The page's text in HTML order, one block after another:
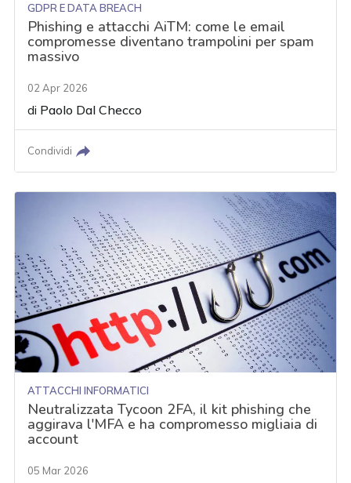
GDPR E DATA BREACH
Phishing e attacchi AiTM: come le email
compromesse diventano trampolini per spam
massivo
02 Apr 2026
di Paolo Dal Checco
Condividi
ATTACCHI INFORMATICI
Neutralizzata Tycoon 2FA, il kit phishing che
aggirava l'MFA e ha compromesso migliaia di
account
05 Mar 2026